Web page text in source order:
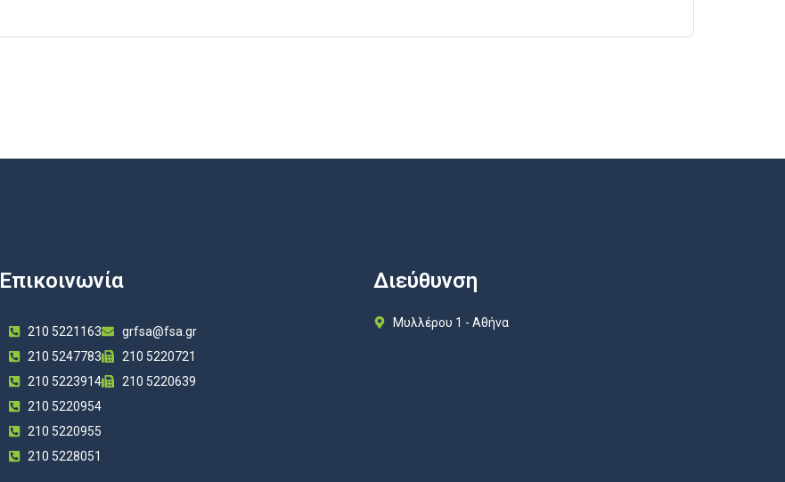
Επικοινωνία
210 5221163
210 5247783
210 5223914
210 5220954
210 5220955
210 5228051
grfsa@fsa.gr
210 5220721
210 5220639
Διεύθυνση
Μυλλέρου 1 - Αθήνα